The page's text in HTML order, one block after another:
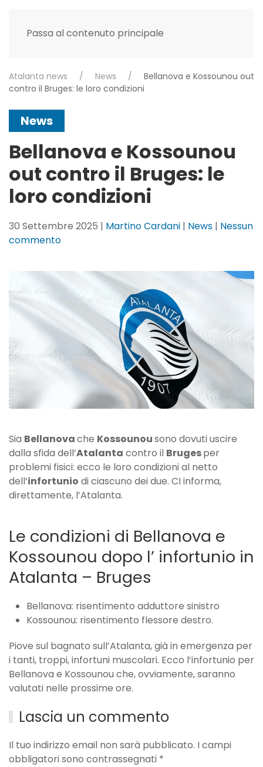
Passa al contenuto principale
Atalanta news News
Bellanova e Kossounou out
contro il Bruges: le loro condizioni
News
Bellanova e Kossounou
out contro il Bruges: le
loro condizioni
30 Settembre 2025 | Martino Cardani | News | Nessun
commentosu
Kossounou
out
contro
Bruges:
le
condizioni
Sia Bellanovache Kossounousono dovuti uscire
dalla sfida dell’Atalanta contro il Brugesper
problemi fisici: ecco le loro condizioni al netto
dell’infortunio di ciascuno dei due. CI informa,
direttamente, l’Atalanta.
Le condizioni di Bellanova e
Kossounou dopo l’ infortunio in
Atalanta – Bruges
Bellanova: risentimento adduttore sinistro
Kossounou: risentimento flessore destro.
Piove sul bagnato sull’Atalanta, già in emergenza per
i tanti, troppi, infortuni muscolari. Ecco l’infortunio per
Bellanova e Kossounou che, ovviamente, saranno
valutati nelle prossime ore.
Lascia un commento
Il tuo indirizzo email non sarà pubblicato. I campi
obbligatori sono contrassegnati *